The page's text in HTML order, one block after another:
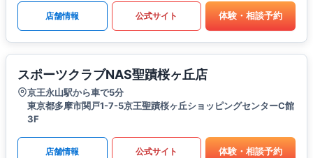
店舗情報 公式サイト 体験・相談予約
スポーツクラブNAS聖蹟桜ヶ丘店
京王永山駅から車で5分
東京都多摩市関戸1-7-5京王聖蹟桜ヶ丘ショッピングセンターC館
3F
店舗情報 公式サイト 体験・相談予約